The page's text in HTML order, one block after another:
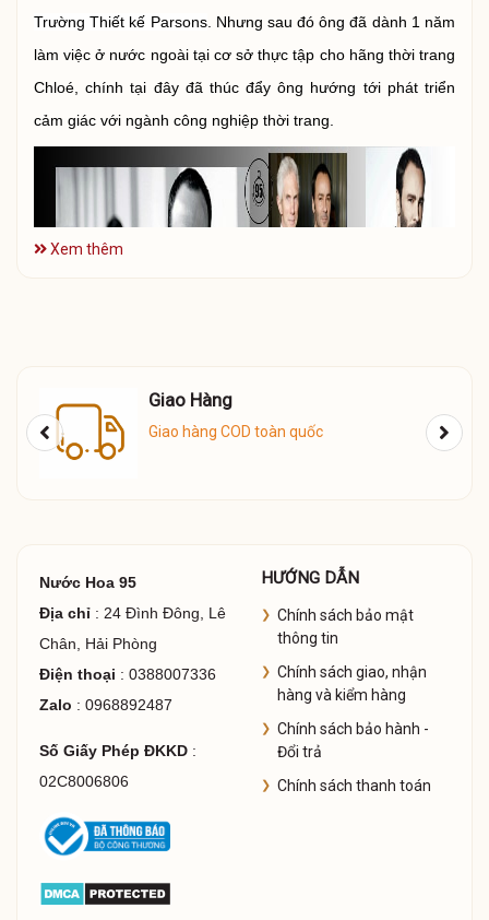
Trường Thiết kế Parsons. Nhưng sau đó ông đã dành 1 năm
làm việc ở nước ngoài tại cơ sở thực tập cho hãng thời trang
Chloé, chính tại đây đã thúc đẩy ông hướng tới phát triển
cảm giác với ngành công nghiệp thời trang.
Hình ảnh Thomas Carlyle Ford
Mặc dù học kiến trúc sư nhưng sau đó ông đã từ bỏ nền
tảng được đào tạo này để theo đuổi đam mê của mình về
lĩnh vực thiết kế thời trang. Vị trí đầu tiên khi ông theo đuổi
lĩnh vực thời trang này đó chính là làm việc cùng nhà thiết kế
Xem thêm
Giao Hàng
Giao hàng COD toàn quốc
Nước Hoa 95
Địa chỉ : 24 Đình Đông, Lê
Chân, Hải Phòng
Điện thoại : 0388007336
Zalo : 0968892487
Số Giấy Phép ĐKKD:
02C8006806
HƯỚNG DẪN
Chính sách bảo mật
thông tin
Chính sách giao, nhận
hàng và kiểm hàng
Chính sách bảo hành -
Đổi trả
Chính sách thanh toán